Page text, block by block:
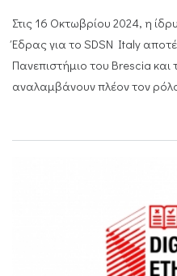
Στις 16 Οκτωβρίου 2024, η
Έδρας για το SDSN Italy
Πανεπιστήμιο του Brescia και
αναλαμβάνουν πλέον τον